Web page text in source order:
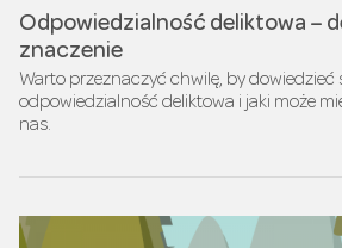
Odpowiedzialność deliktowa –
znaczenie
Warto przeznaczyć chwilę, by dowiedzieć
odpowiedzialność deliktowa i jaki może
nas.